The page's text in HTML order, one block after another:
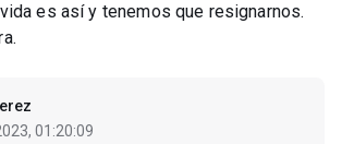
es así y tenemos que resignarnos.
01:20:09